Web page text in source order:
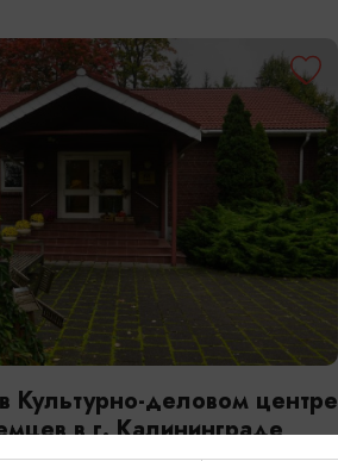
Культурно-деловом центре
в г. Калининграде